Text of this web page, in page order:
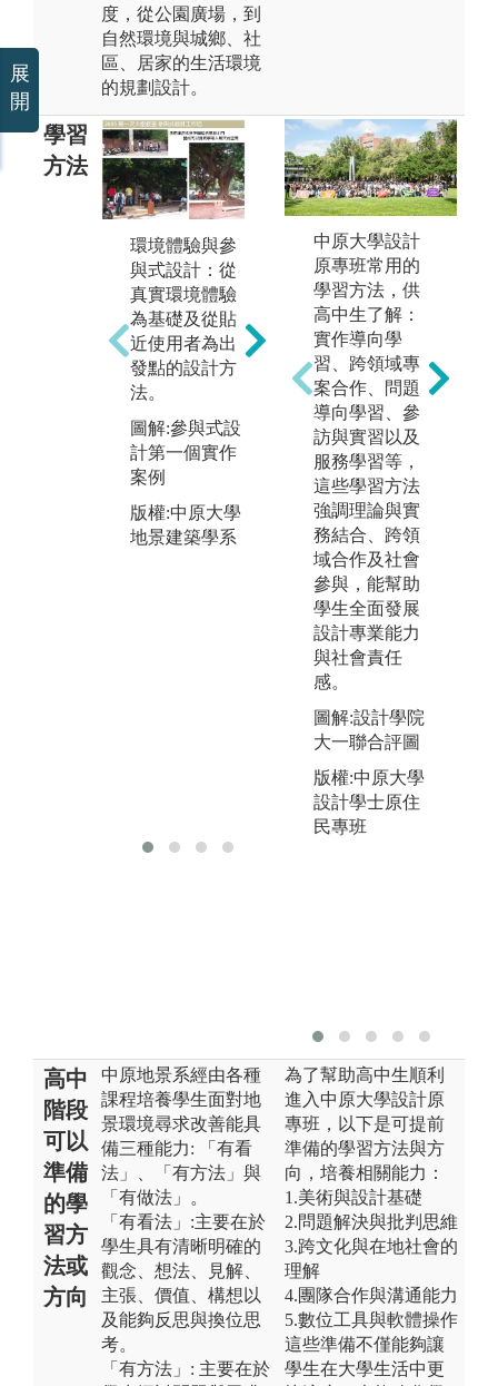
度，從公園廣場，到
自然環境與城鄉、社
區、居家的生活環境
的規劃設計。
學習
方法
環境體驗與參
與式設計：從
真實環境體驗
為基礎及從貼
近使用者為出
發點的設計方
法。
圖解:參與式設
計第一個實作
案例
版權:中原大學
地景建築學系
設計課小組學
習：設計老師
採小組指導，
依不同設計題
目規模讓同學
嘗試個人設
計，或讓同學
以團隊進行機
地調查分析與
規劃設計議題
討論，增加相
互學習機會。
小組之間每學
期會舉行2-3次
設計課評圖，
交叉分組讓學
生可從不同老
師身上學習。
圖解:大四總評
版權:中原大學
地景建築學系
中原大學設計
原專班常用的
學習方法，供
高中生了解：
實作導向學
習、跨領域專
案合作、問題
導向學習、參
訪與實習以及
服務學習等，
這些學習方法
強調理論與實
務結合、跨領
域合作及社會
參與，能幫助
學生全面發展
設計專業能力
與社會責任
感。
圖解:設計學院
大一聯合評圖
版權:中原大學
設計學士原住
民專班
高中
階段
可以
準備
的學
習方
法或
方向
中原地景系經由各種
課程培養學生面對地
景環境尋求改善能具
備三種能力: 「有看
法」、「有方法」與
「有做法」。
「有看法」:主要在於
學生具有清晰明確的
觀念、想法、見解、
主張、價值、構想以
及能夠反思與換位思
考。
「有方法」: 主要在於
為了幫助高中生順利
進入中原大學設計原
專班，以下是可提前
準備的學習方法與方
向，培養相關能力：
1.美術與設計基礎
2.問題解決與批判思維
3.跨文化與在地社會的
理解
4.團隊合作與溝通能力
5.數位工具與軟體操作
這些準備不僅能夠讓
學生在大學生活中更
展
開